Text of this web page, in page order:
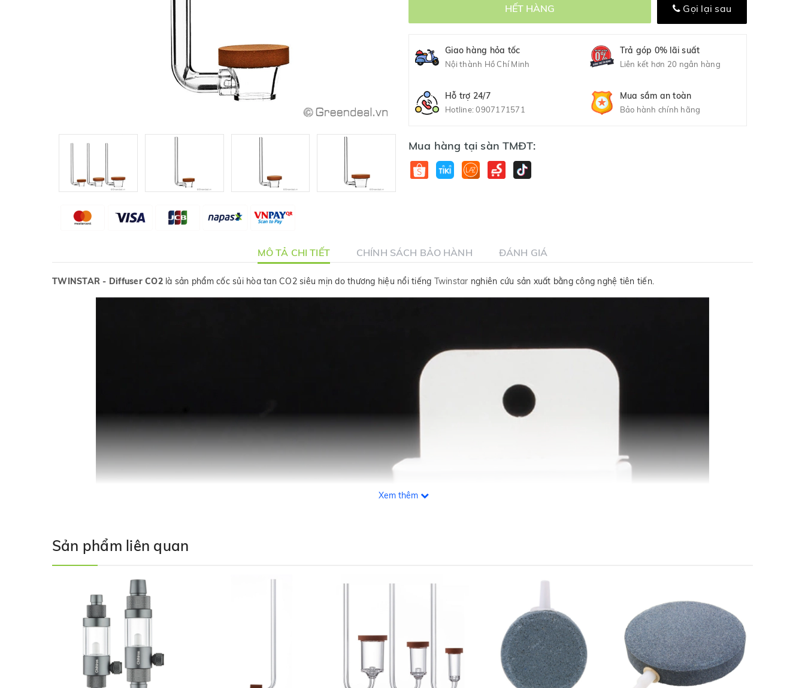
HẾT HÀNG Gọi lại sau
Giao hàng hỏa tốc
Nội thành Hồ Chí Minh
Trả góp 0% lãi suất
Liên kết hơn 20 ngân hàng
Hỗ trợ 24/7
Hotline:0907171571
Mua sắm an toàn
Bảo hành chính hãng
Mua hàng tại sàn TMĐT:
MÔ TẢ CHI TIẾT CHÍNH SÁCH BẢO HÀNH ĐÁNH GIÁ
TWINSTAR - Diffuser CO2là sản phẩm cốc sủi hòa tan CO2 siêu mịn do thương hiệu nổi tiếng Twinstar nghiên cứu sản xuất bằng công nghệ tiên tiến.
Xem thêm
Sản phẩm liên quan